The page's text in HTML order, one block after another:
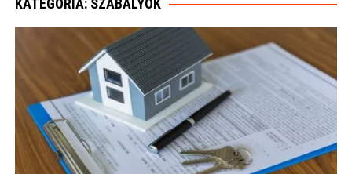
KATEGÓRIA: SZABÁLYOK